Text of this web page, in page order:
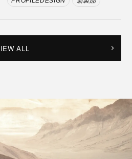
ALL